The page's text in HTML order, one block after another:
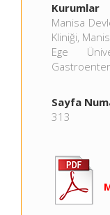
Kurumlar
Manisa
Kliniği,
Ege
Sayfa
313